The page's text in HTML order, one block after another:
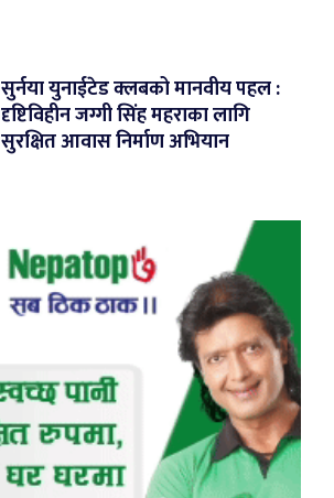
सुर्नया युनाईटेड क्लबको मानवीय पहल :
दृष्टिविहीन जग्गी सिंह महराका लागि
सुरक्षित आवास निर्माण अभियान